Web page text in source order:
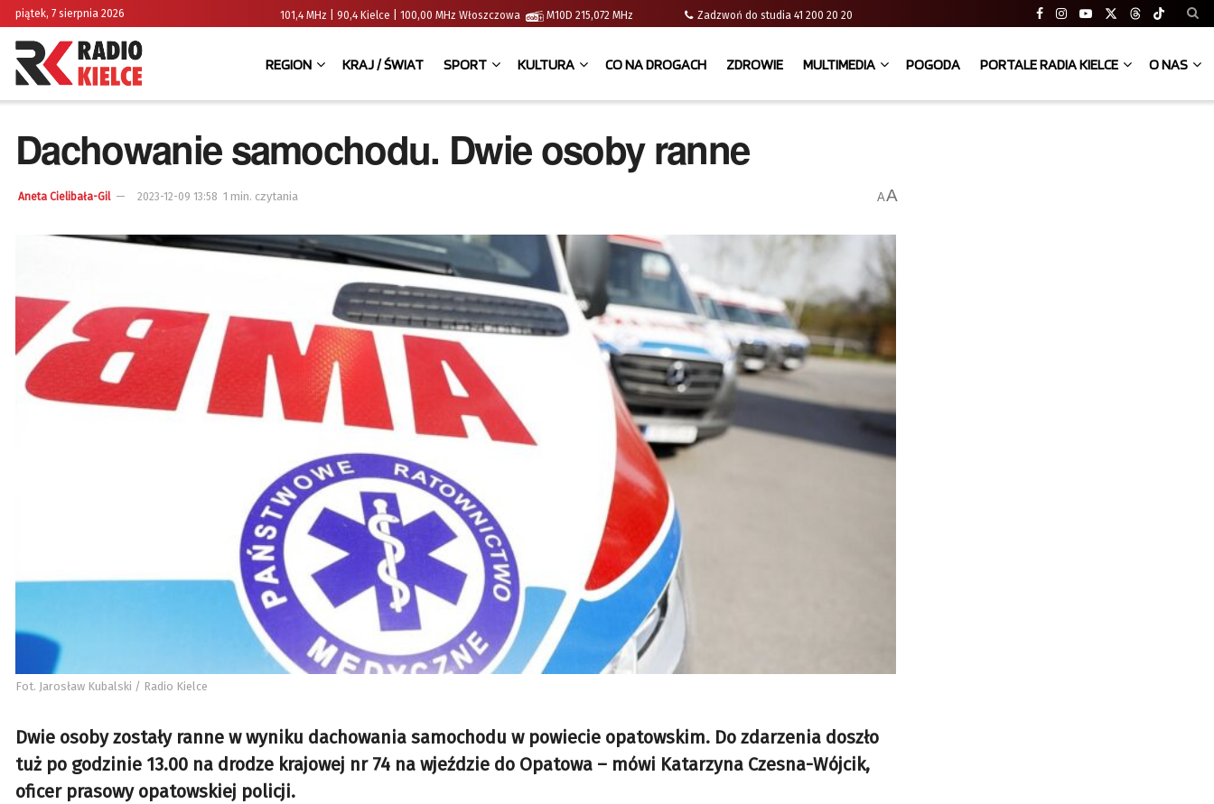
piątek, 7 sierpnia 2026 101,4 MHz | 90,4 Kielce | 100,00 MHz Włoszczowa M10D 215,072 MHz Zadzwoń do studia 41 200 20 20
REGION KRAJ / ŚWIAT SPORT KULTURA CO NA DROGACH ZDROWIE MULTIMEDIA POGODA PORTALE RADIA KIELCE O NAS
Dachowanie samochodu. Dwie osoby ranne
Aneta Cielibała-Gil 2023-12-09 13:58 1 min. czytania AA
Fot. Jarosław Kubalski / Radio Kielce
Dwie osoby zostały ranne w wyniku dachowania samochodu w powiecie opatowskim. Do zdarzenia doszło
tuż po godzinie 13.00 na drodze krajowej nr 74 na wjeździe do Opatowa – mówi Katarzyna Czesna-Wójcik,
oficer prasowy opatowskiej policji.